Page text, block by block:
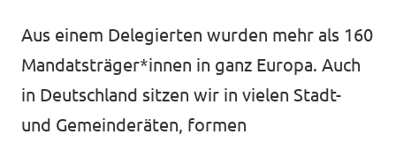
Aus einem Delegierten wurden mehr als 160
Mandatsträger*innen in ganz Europa. Auch
in Deutschland sitzen wir in vielen Stadt-
und Gemeinderäten, formen